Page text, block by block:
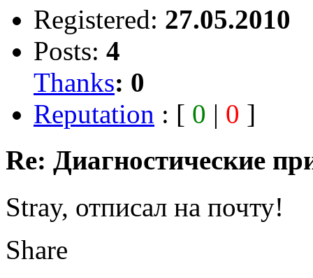
Registered: 27.05.2010
Posts: 4
Thanks: 0
Reputation : [ 0 | 0 ]
Re: Диагностические
Stray, отписал на почту!
Share